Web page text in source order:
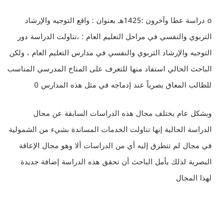
o دراسة عطا وآخرون :1425هـ بعنوان : واقع التوجيه والإرشاد
التربوي والنفسي في مراحل التعليم العام : ،تناولت الدراسة دور
التوجيه والإرشاد التربوي والنفسي في مدارس التعليم العام ، ولكن
الباحث الحالي استفاد منها للتعرف على المناخ المدرسي المناسب
للطالب المعاق بصرياً عند إدماجه في مثل هذه المدارس 0
وبشكل عام يختلف مجال هذه الدراسات السابقة عن مجال
الدراسة الحالية إنها تناولت الخدمات المساندة بشيء من الشمولية
في مجال لم تتطرق إليه أي من الدراسات ألا وهو مجال الإعاقة
البصرية لذلك يأمل الباحث أن تحقق هذه الدراسة إضافة جديدة
لهذا المجال